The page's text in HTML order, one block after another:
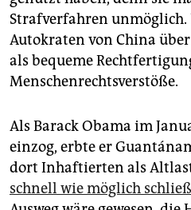
Strafverfahren unmöglich.
Autokraten von China
als bequeme
Menschenrechtsverstöße.
Als Barack Obama im
einzog, erbte er
dort Inhaftierten als
schnell wie möglich